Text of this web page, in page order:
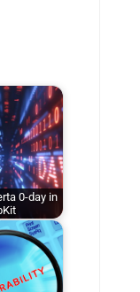
0-day in